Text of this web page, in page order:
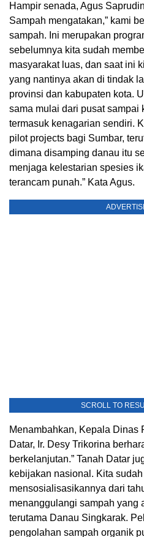
Hampir senada, Agus
Sampah mengatakan,” kami
sampah. Ini merupakan
sebelumnya kita sudah
masyarakat luas, dan saat ini
yang nantinya akan di tindak
provinsi dan kabupaten kota.
sama mulai dari pusat sampai
termasuk kenagarian sendiri.
pilot projects bagi Sumbar,
dimana disamping danau itu
menjaga kelestarian spesies
terancam punah.” Kata Agus.
SCROLL TO
Menambahkan, Kepala Dinas
Datar, Ir. Desy Trikorina
berkelanjutan.” Tanah Datar
kebijakan nasional. Kita
mensosialisasikannya dari
menanggulangi sampah yang
terutama Danau Singkarak.
pengolahan sampah organik